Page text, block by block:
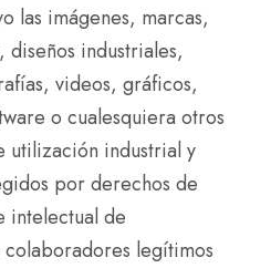
las imágenes, marcas,
industriales,
videos, gráficos,
o cualesquiera otros
utilización industrial y
por derechos de
intelectual de
legítimos